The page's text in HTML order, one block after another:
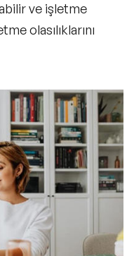
ve işletme
olasılıklarını